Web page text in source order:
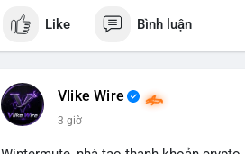
lượng này, khả năng cao là chuyển lên
tạo áp lực giảm giá ngắn hạn. Tuy
thêm các giao dịch tiếp theo từ cùng
Lời khuyên: Nhà đầu tư nhỏ lẻ nên thận
Like Bình luận
Vlike Wire
3 giờ